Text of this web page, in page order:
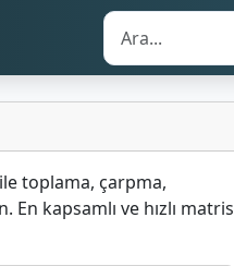
toplama, çarpma,
kapsamlı ve hızlı matris